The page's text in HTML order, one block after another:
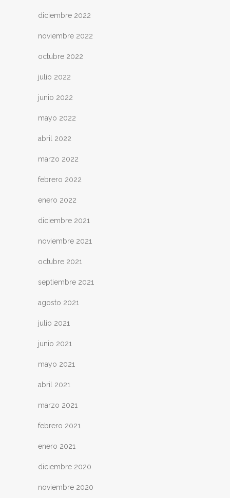
diciembre 2022
noviembre 2022
octubre 2022
julio 2022
junio 2022
mayo 2022
abril 2022
marzo 2022
febrero 2022
enero 2022
diciembre 2021
noviembre 2021
octubre 2021
septiembre 2021
agosto 2021
julio 2021
junio 2021
mayo 2021
abril 2021
marzo 2021
febrero 2021
enero 2021
diciembre 2020
noviembre 2020